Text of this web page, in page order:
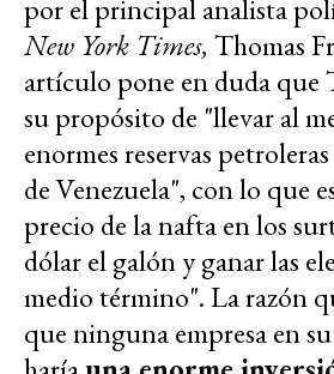
por el principal analista
New York Times, Thomas
artículo pone en duda que
su propósito de "llevar al
enormes reservas
de Venezuela", con lo que
precio de la nafta en los
dólar el galón y ganar las
medio término". La razón
que ninguna empresa en